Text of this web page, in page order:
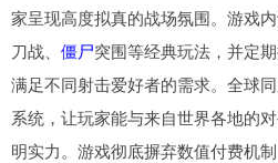
家呈现高度拟真的战场氛围。游戏内
刀战、 僵尸突围等经典玩法，并定
满足不同射击爱好者的需求。全球
系统，让玩家能与来自世界各地的
明实力。游戏彻底摒弃数值付费机